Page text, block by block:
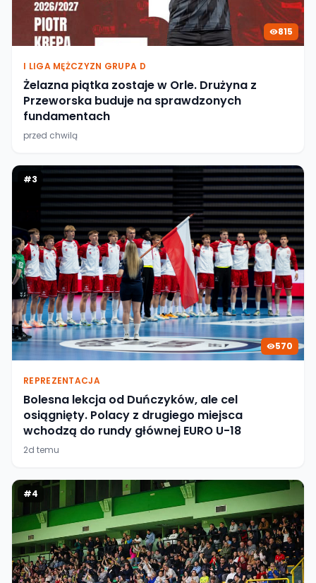
815
I LIGA MĘŻCZYZN GRUPA D
Żelazna piątka zostaje w Orle. Drużyna z
Przeworska buduje na sprawdzonych
fundamentach
przed chwilą
#3
570
REPREZENTACJA
Bolesna lekcja od Duńczyków, ale cel
osiągnięty. Polacy z drugiego miejsca
wchodzą do rundy głównej EURO U-18
2d temu
#4